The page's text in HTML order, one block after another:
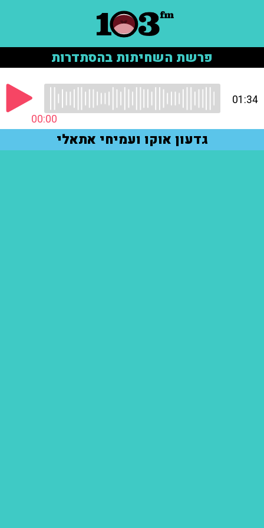
פרשת השחיתות בהסתדרות
00:00
01:34
גדעון אוקו ועמיחי אתאלי